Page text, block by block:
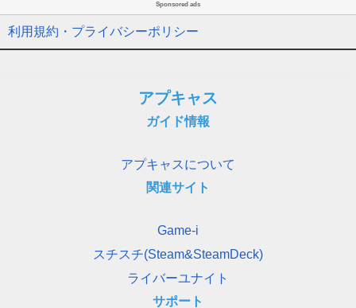
Sponsored ads
利用規約・プライバシーポリシー
アプキャス
ガイド情報
アプキャスについて
関連サイト
Game-i
スチスチ(Steam&SteamDeck)
ライバーユナイト
サポート